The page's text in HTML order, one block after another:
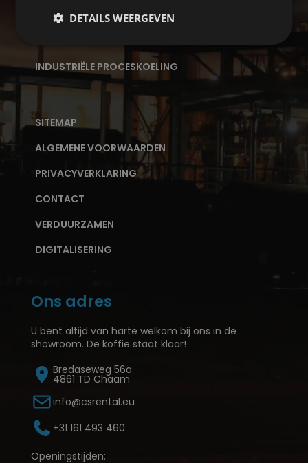
ELEKTRISCHE KACHEL
INDUSTRIËLE PROCESKOELING
SITEMAP
ALGEMENE VOORWAARDEN
PRIVACYVERKLARING
CONTACT
VERDUURZAMEN
DIGITALISERING
Ons adres
U bent altijd van harte welkom bij ons in de
showroom. De koffie staat klaar!
Bredaseweg 56a
4861 TD Chaam
info@csrental.eu
+31 161 493 460
Openingstijden:
DETAILS WEERGEVEN